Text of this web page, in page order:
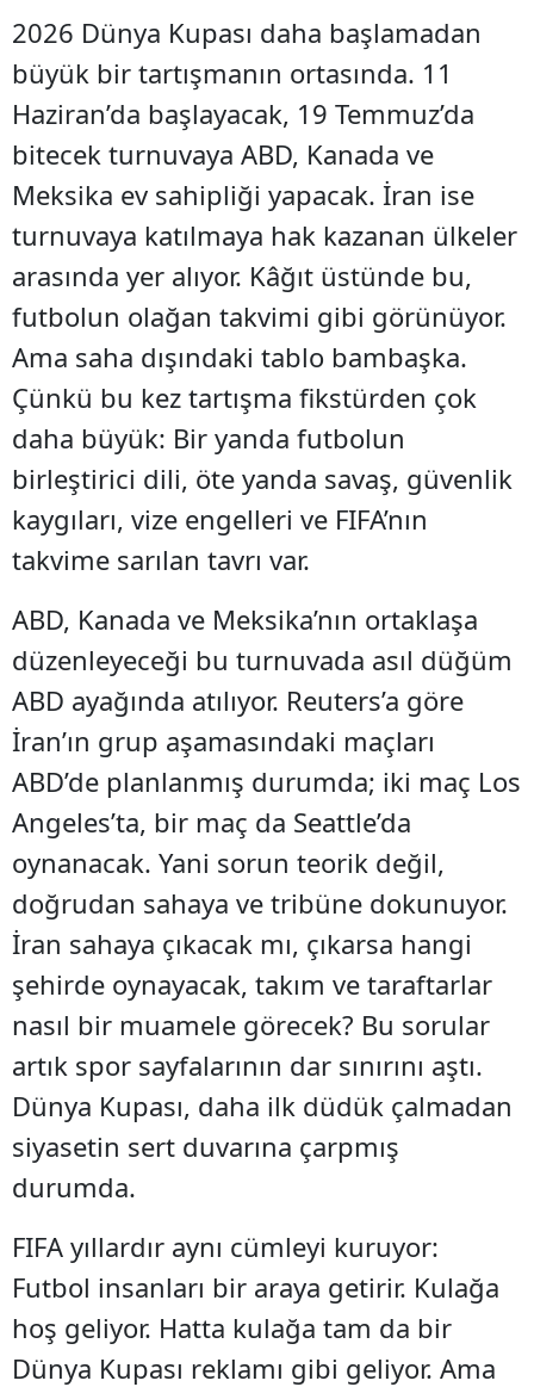
2026 Dünya Kupası daha başlamadan
büyük bir tartışmanın ortasında. 11
Haziran’da başlayacak, 19 Temmuz’da
bitecek turnuvaya ABD, Kanada ve
Meksika ev sahipliği yapacak. İran ise
turnuvaya katılmaya hak kazanan ülkeler
arasında yer alıyor. Kâğıt üstünde bu,
futbolun olağan takvimi gibi görünüyor.
Ama saha dışındaki tablo bambaşka.
Çünkü bu kez tartışma fikstürden çok
daha büyük: Bir yanda futbolun
birleştirici dili, öte yanda savaş, güvenlik
kaygıları, vize engelleri ve FIFA’nın
takvime sarılan tavrı var.
ABD, Kanada ve Meksika’nın ortaklaşa
düzenleyeceği bu turnuvada asıl düğüm
ABD ayağında atılıyor. Reuters’a göre
İran’ın grup aşamasındaki maçları
ABD’de planlanmış durumda; iki maç Los
Angeles’ta, bir maç da Seattle’da
oynanacak. Yani sorun teorik değil,
doğrudan sahaya ve tribüne dokunuyor.
İran sahaya çıkacak mı, çıkarsa hangi
şehirde oynayacak, takım ve taraftarlar
nasıl bir muamele görecek? Bu sorular
artık spor sayfalarının dar sınırını aştı.
Dünya Kupası, daha ilk düdük çalmadan
siyasetin sert duvarına çarpmış
durumda.
FIFA yıllardır aynı cümleyi kuruyor:
Futbol insanları bir araya getirir. Kulağa
hoş geliyor. Hatta kulağa tam da bir
Dünya Kupası reklamı gibi geliyor. Ama